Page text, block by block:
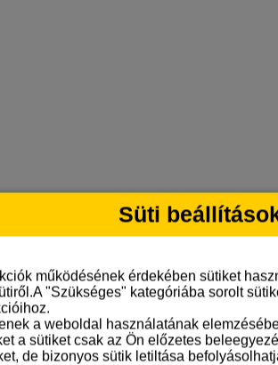
Süti
működésének érdekében sütiket
"Szükséges" kategóriába sorolt
a weboldal használatának
a sütiket csak az Ön előzetes
de bizonyos sütik letiltása